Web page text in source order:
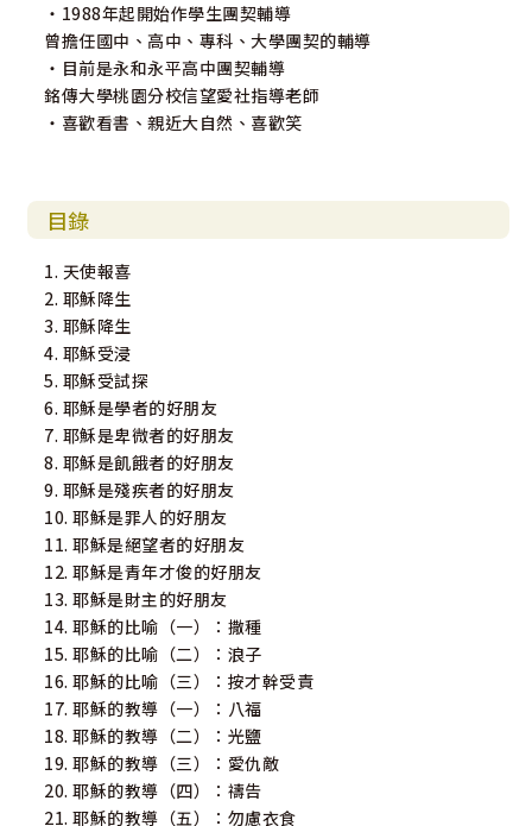
‧1988年起開始作學生團契輔導
曾擔任國中、高中、專科、大學團契的輔導
‧目前是永和永平高中團契輔導
銘傳大學桃園分校信望愛社指導老師
‧喜歡看書、親近大自然、喜歡笑
目錄
1. 天使報喜
2. 耶穌降生
3. 耶穌降生
4. 耶穌受浸
5. 耶穌受試探
6. 耶穌是學者的好朋友
7. 耶穌是卑微者的好朋友
8. 耶穌是飢餓者的好朋友
9. 耶穌是殘疾者的好朋友
10. 耶穌是罪人的好朋友
11. 耶穌是絕望者的好朋友
12. 耶穌是青年才俊的好朋友
13. 耶穌是財主的好朋友
14. 耶穌的比喻（一）：撒種
15. 耶穌的比喻（二）：浪子
16. 耶穌的比喻（三）：按才幹受責
17. 耶穌的教導（一）：八福
18. 耶穌的教導（二）：光鹽
19. 耶穌的教導（三）：愛仇敵
20. 耶穌的教導（四）：禱告
21. 耶穌的教導（五）：勿慮衣食